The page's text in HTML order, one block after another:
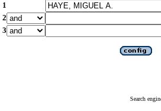
1
2
3
Search